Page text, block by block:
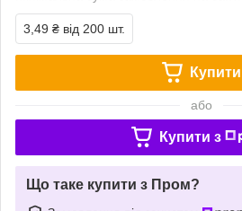
3,49 ₴ від 200 шт.
Купити
або
Купити з
Що таке купити з Пром?